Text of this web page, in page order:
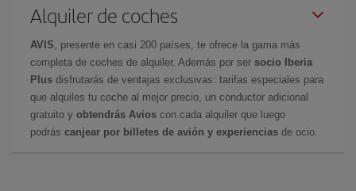
Alquiler de coches
AVIS , presente en casi 200 países, te ofrece la gama más
completa de coches de alquiler. Además por ser socio Iberia
Plus disfrutarás de ventajas exclusivas: tarifas especiales para
que alquiles tu coche al mejor precio, un conductor adicional
gratuito y obtendrás Avios con cada alquiler que luego
podrás canjear por billetes de avión y experiencias de ocio.